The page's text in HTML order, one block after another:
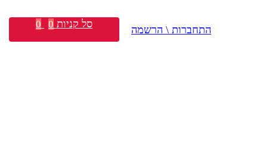
התחברות \ הרשמה סל קניות 0
0